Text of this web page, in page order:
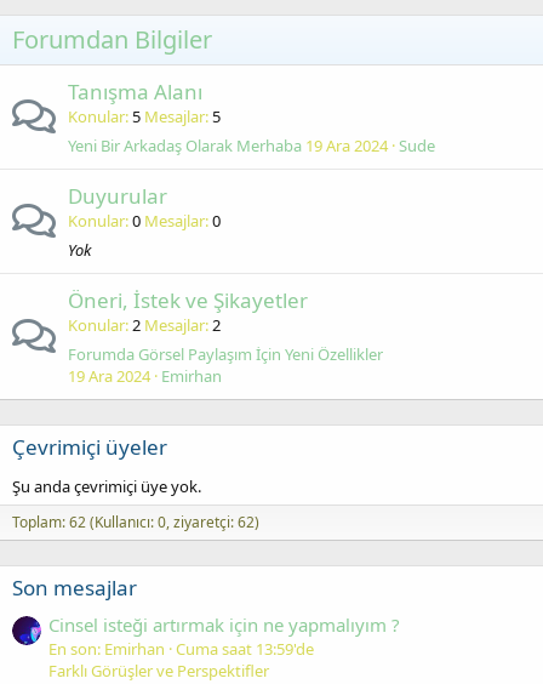
Forumdan Bilgiler
Tanışma Alanı
Konular 5 Mesajlar 5
Yeni Bir Arkadaş Olarak Merhaba 19 Ara 2024 Sude
Duyurular
Konular 0 Mesajlar 0
Yok
Öneri, İstek ve Şikayetler
Konular 2 Mesajlar 2
Forumda Görsel Paylaşım İçin Yeni Özellikler
19 Ara 2024 Emirhan
Çevrimiçi üyeler
Şu anda çevrimiçi üye yok.
Toplam: 62 (Kullanıcı: 0, ziyaretçi: 62)
Son mesajlar
Cinsel isteği artırmak için ne yapmalıyım ?
En son: Emirhan Cuma saat 13:59'de
Farklı Görüşler ve Perspektifler